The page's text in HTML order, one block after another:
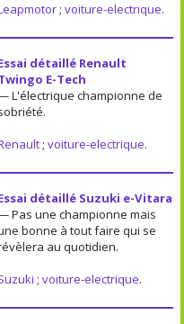
; voiture-electrique.
détaillé Renault
E-Tech
L'électrique championne de
; voiture-electrique.
détaillé Suzuki e-Vitara
Pas une championne mais
bonne à tout faire qui se
au quotidien.
; voiture-electrique.